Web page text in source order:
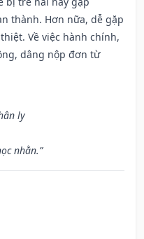
thành. Hơn nữa, dễ gặp
Về việc hành chính,
dâng nộp đơn từ
ly
nhằn.”